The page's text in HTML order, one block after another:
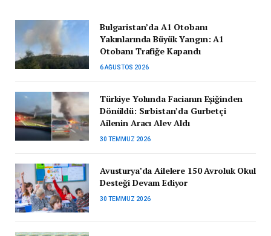
Bulgaristan’da A1 Otobanı
Yakınlarında Büyük Yangın: A1
Otobanı Trafiğe Kapandı
6 AĞUSTOS 2026
Türkiye Yolunda Facianın Eşiğinden
Dönüldü: Sırbistan’da Gurbetçi
Ailenin Aracı Alev Aldı
30 TEMMUZ 2026
Avusturya’da Ailelere 150 Avroluk Okul
Desteği Devam Ediyor
30 TEMMUZ 2026